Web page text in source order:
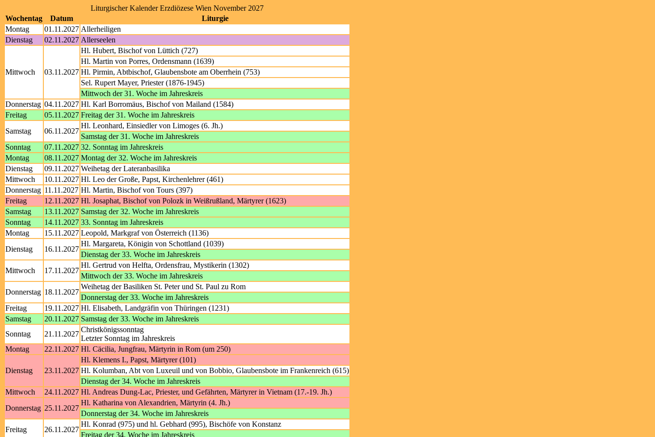
Liturgischer Kalender Erzdiözese Wien November 2027
Wochentag
Datum
Liturgie
Montag
01.11.2027 Allerheiligen
Dienstag
02.11.2027 Allerseelen
Mittwoch 03.11.2027
Hl. Hubert, Bischof von Lüttich (727)
Hl. Martin von Porres, Ordensmann (1639)
Hl. Pirmin, Abtbischof, Glaubensbote am Oberrhein (753)
Sel. Rupert Mayer, Priester (1876-1945)
Mittwoch der 31. Woche im Jahreskreis
Donnerstag 04.11.2027 Hl. Karl Borromäus, Bischof von Mailand (1584)
Freitag
05.11.2027 Freitag der 31. Woche im Jahreskreis
Samstag
06.11.2027
Hl. Leonhard, Einsiedler von Limoges (6. Jh.)
Samstag der 31. Woche im Jahreskreis
Sonntag
07.11.2027 32. Sonntag im Jahreskreis
Montag
08.11.2027 Montag der 32. Woche im Jahreskreis
Dienstag
09.11.2027 Weihetag der Lateranbasilika
Mittwoch
10.11.2027 Hl. Leo der Große, Papst, Kirchenlehrer (461)
Donnerstag 11.11.2027 Hl. Martin, Bischof von Tours (397)
Freitag
12.11.2027 Hl. Josaphat, Bischof von Polozk in Weißrußland, Märtyrer (1623)
Samstag
13.11.2027 Samstag der 32. Woche im Jahreskreis
Sonntag
14.11.2027 33. Sonntag im Jahreskreis
Montag
15.11.2027 Leopold, Markgraf von Österreich (1136)
Dienstag
16.11.2027
Hl. Margareta, Königin von Schottland (1039)
Dienstag der 33. Woche im Jahreskreis
Mittwoch
17.11.2027
Hl. Gertrud von Helfta, Ordensfrau, Mystikerin (1302)
Mittwoch der 33. Woche im Jahreskreis
Donnerstag 18.11.2027
Weihetag der Basiliken St. Peter und St. Paul zu Rom
Donnerstag der 33. Woche im Jahreskreis
Freitag
19.11.2027 Hl. Elisabeth, Landgräfin von Thüringen (1231)
Samstag
20.11.2027 Samstag der 33. Woche im Jahreskreis
Sonntag
21.11.2027
Christkönigssonntag
Letzter Sonntag im Jahreskreis
Montag
22.11.2027 Hl. Cäcilia, Jungfrau, Märtyrin in Rom (um 250)
Dienstag 23.11.2027
Hl. Klemens I., Papst, Märtyrer (101)
Hl. Kolumban, Abt von Luxeuil und von Bobbio, Glaubensbote im Frankenreich (615)
Dienstag der 34. Woche im Jahreskreis
Mittwoch
24.11.2027 Hl. Andreas Dung-Lac, Priester, und Gefährten, Märtyrer in Vietnam (17.-19. Jh.)
Donnerstag 25.11.2027
Hl. Katharina von Alexandrien, Märtyrin (4. Jh.)
Donnerstag der 34. Woche im Jahreskreis
Freitag
26.11.2027
Hl. Konrad (975) und hl. Gebhard (995), Bischöfe von Konstanz
Freitag der 34. Woche im Jahreskreis